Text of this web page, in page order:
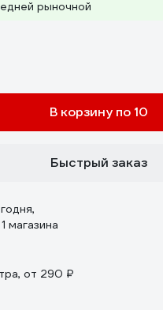
рыночной
В корзину по 10
Быстрый заказ
магазина
от 290 ₽